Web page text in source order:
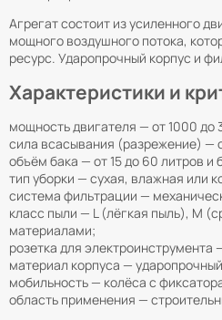
Агрегат состоит из усиленного
мощного воздушного потока,
ресурс. Ударопрочный корпус и
Характеристики и
мощность двигателя — от 1000 до
сила всасывания (разрежение) —
объём бака — от 15 до 60 литров и
тип уборки — сухая, влажная или
система фильтрации —
класс пыли — L (лёгкая пыль), M
материалами;
розетка для
материал корпуса —
мобильность — колёса с
область применения —